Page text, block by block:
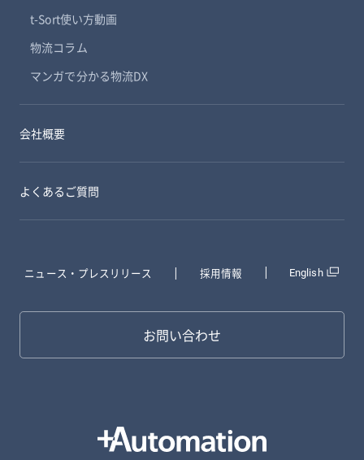
ニュース・プレスリリース 採用情報 English
t-Sort使い方動画
物流コラム
マンガで分かる物流DX
会社概要
よくあるご質問
お問い合わせ